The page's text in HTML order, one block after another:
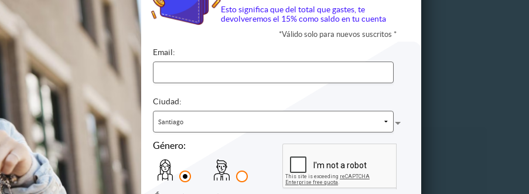
Esto significa que del total que gastes, te
devolveremos el 15% como saldo en tu cuenta
*Válido solo para nuevos suscritos *
Email:
Ciudad:
Santiago
Género:
Spa y Relajación
Biomagnetismo
Otros